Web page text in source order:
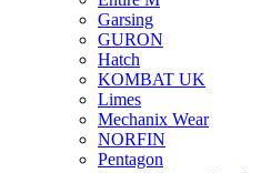
Garsing
GURON
Hatch
KOMBAT UK
Limes
Mechanix Wear
NORFIN
Pentagon